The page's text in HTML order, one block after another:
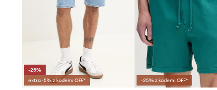
-25%
extra -5% z kodem: OFF*
-25% z kodem: OFF*